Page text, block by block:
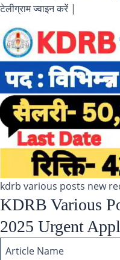
टेलीग्राम ज्वाइन करें |
kdrb various posts new
KDRB Various
2025 Urgent
Article Name